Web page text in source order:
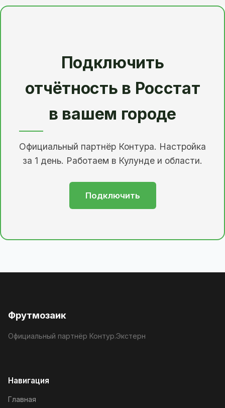
Подключить
отчётность в Росстат
в вашем городе
Официальный партнёр Контура. Настройка
за 1 день. Работаем в Кулунде и области.
Подключить
Фрутмозаик
Официальный партнёр Контур.Экстерн
Навигация
Главная